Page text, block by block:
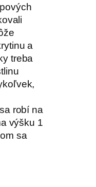
a
treba
robí na
výšku 1
sa